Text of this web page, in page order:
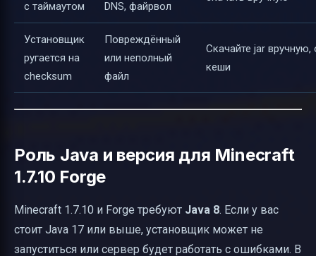
с таймаутом DNS, файрвол
Установщик
ругается на
checksum
Повреждённый
или неполный
файл
Скачайте jar вручную,
кеши
Роль Java и версия для Minecraft
1.7.10 Forge
Minecraft 1.7.10 и Forge требуют Java 8. Если у вас
стоит Java 17 или выше, установщик может не
запуститься или сервер будет работать с ошибками. В